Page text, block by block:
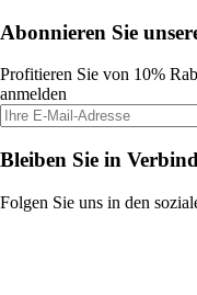
Abonnieren Sie
Profitieren Sie von 10%
anmelden
Bleiben Sie in
Folgen Sie uns in den